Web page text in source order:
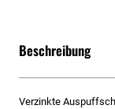
Beschreibung
Verzinkte